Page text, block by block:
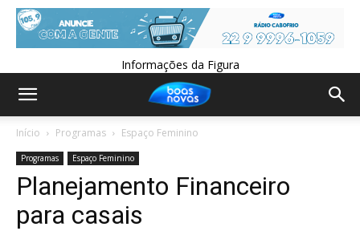
Informações da Figura
Início Programas Espaço Feminino
Programas Espaço Feminino
Planejamento Financeiro
para casais